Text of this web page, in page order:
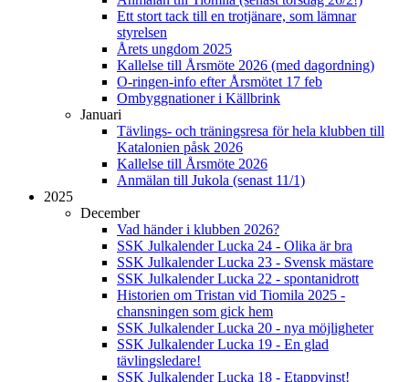
Ett stort tack till en trotjänare, som lämnar
styrelsen
Årets ungdom 2025
Kallelse till Årsmöte 2026 (med dagordning)
O-ringen-info efter Årsmötet 17 feb
Ombyggnationer i Källbrink
Januari
Tävlings- och träningsresa för hela klubben till
Katalonien påsk 2026
Kallelse till Årsmöte 2026
Anmälan till Jukola (senast 11/1)
2025
December
Vad händer i klubben 2026?
SSK Julkalender Lucka 24 - Olika är bra
SSK Julkalender Lucka 23 - Svensk mästare
SSK Julkalender Lucka 22 - spontanidrott
Historien om Tristan vid Tiomila 2025 -
chansningen som gick hem
SSK Julkalender Lucka 20 - nya möjligheter
SSK Julkalender Lucka 19 - En glad
tävlingsledare!
SSK Julkalender Lucka 18 - Etappvinst!